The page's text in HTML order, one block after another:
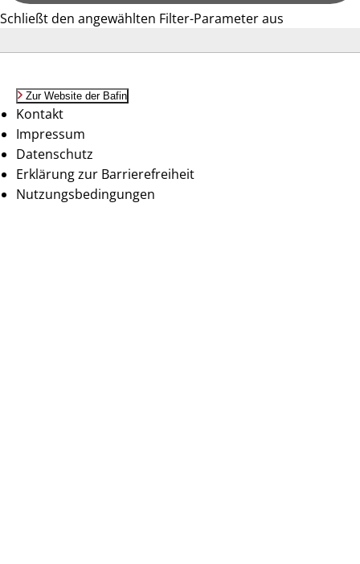
Schließt den angewählten Filter-Parameter aus
Zur Website der Bafin
Kontakt
Impressum
Datenschutz
Erklärung zur Barrierefreiheit
Nutzungsbedingungen